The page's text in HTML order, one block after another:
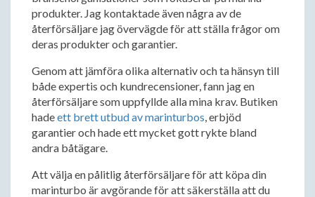
produkter. Jag kontaktade även några av de
återförsäljare jag övervägde för att ställa frågor om
deras produkter och garantier.
Genom att jämföra olika alternativ och ta hänsyn till
både expertis och kundrecensioner, fann jag en
återförsäljare som uppfyllde alla mina krav. Butiken
hadeett brett utbud av marinturbos , erbjöd
garantier och hade ett mycket gott rykte bland
andra båtägare.
Att välja en pålitlig återförsäljare för att köpa din
marinturbo är avgörande för att säkerställa att du